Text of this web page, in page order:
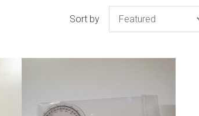
Sort by